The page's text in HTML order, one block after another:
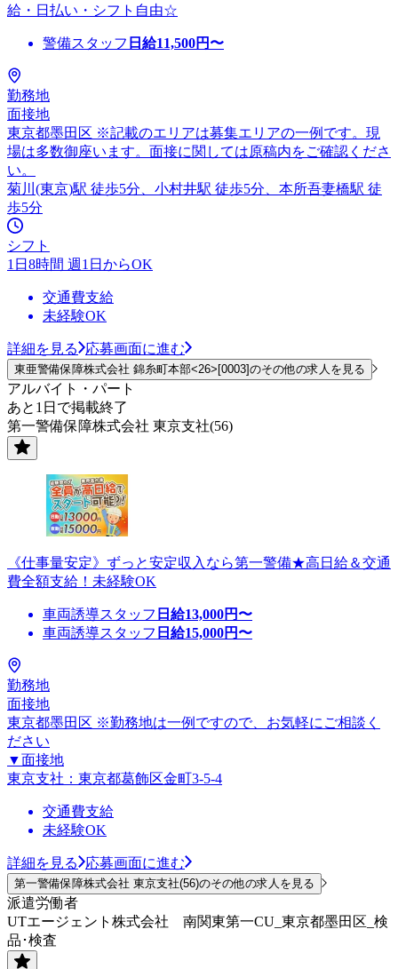
給・日払い・シフト自由☆
警備スタッフ 日給11,500円〜
勤務地
面接地
東京都墨田区 ※記載のエリアは募集エリアの一例です。現
場は多数御座います。面接に関しては原稿内をご確認くださ
い。
菊川(東京)駅 徒歩5分、小村井駅 徒歩5分、本所吾妻橋駅 徒
歩5分
シフト
1日8時間 週1日からOK
交通費支給
未経験OK
詳細を見る 応募画面に進む
東亜警備保障株式会社 錦糸町本部<26>[0003]のその他の求人を見る
アルバイト・パート
あと1日で掲載終了
第一警備保障株式会社 東京支社(56)
《仕事量安定》ずっと安定収入なら第一警備★高日給＆交通
費全額支給！未経験OK
車両誘導スタッフ 日給13,000円〜
車両誘導スタッフ 日給15,000円〜
勤務地
面接地
東京都墨田区 ※勤務地は一例ですので、お気軽にご相談く
ださい
▼面接地
東京支社：東京都葛飾区金町3-5-4
交通費支給
未経験OK
詳細を見る 応募画面に進む
第一警備保障株式会社 東京支社(56)のその他の求人を見る
派遣労働者
UTエージェント株式会社 南関東第一CU_東京都墨田区_検
品･検査